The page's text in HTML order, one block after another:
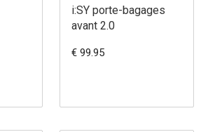
i:SY porte-bagages
avant 2.0
€ 99.95